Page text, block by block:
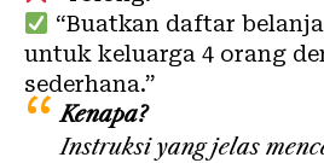
“Buatkan daftar
untuk keluarga 4 orang
sederhana.”
Kenapa?
Instruksi yang jelas